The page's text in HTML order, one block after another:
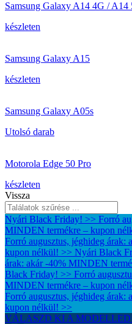
Samsung Galaxy A14 4G / A14
készleten
Samsung Galaxy A15
készleten
Samsung Galaxy A05s
Utolsó darab
Motorola Edge 50 Pro
készleten
Vissza
Nyári Black Friday! >> Forró
MINDEN termékre – kupon
Forró augusztus, jéghideg
kupon nélkül! >> Nyári Black
árak: akár -40% MINDEN
Black Friday! >> Forró
MINDEN termékre – kupon
Forró augusztus, jéghideg
kupon nélkül! >>
VÁLASZD KI A